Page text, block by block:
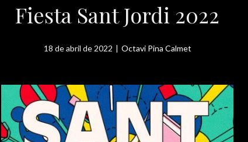
Fiesta Sant Jordi 2022
18 de abril de 2022 | Octavi Pina Calmet